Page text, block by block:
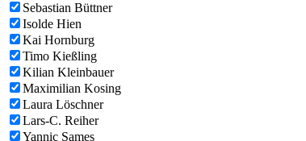
Sebastian Büttner
Isolde Hien
Kai Hornburg
Timo Kießling
Kilian Kleinbauer
Maximilian Kosing
Laura Löschner
Lars-C. Reiher
Yannic Sames